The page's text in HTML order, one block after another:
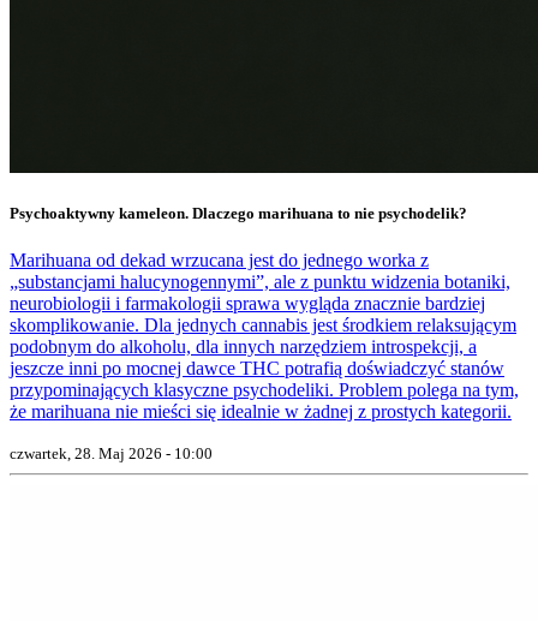
Psychoaktywny kameleon. Dlaczego marihuana to nie psychodelik?
Marihuana od dekad wrzucana jest do jednego worka z
„substancjami halucynogennymi”, ale z punktu widzenia botaniki,
neurobiologii i farmakologii sprawa wygląda znacznie bardziej
skomplikowanie. Dla jednych cannabis jest środkiem relaksującym
podobnym do alkoholu, dla innych narzędziem introspekcji, a
jeszcze inni po mocnej dawce THC potrafią doświadczyć stanów
przypominających klasyczne psychodeliki. Problem polega na tym,
że marihuana nie mieści się idealnie w żadnej z prostych kategorii.
czwartek, 28. Maj 2026 - 10:00